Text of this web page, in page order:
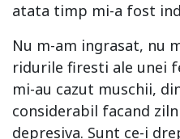
atata timp mi-a fost
Nu m-am ingrasat, nu
ridurile firesti ale unei
mi-au cazut muschii,
considerabil facand
depresiva. Sunt ce-i